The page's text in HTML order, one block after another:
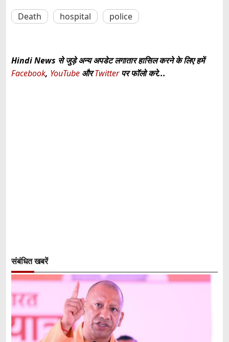
Death hospital police
Hindi News से जुड़े अन्य अपडेट लगातार हासिल करने के लिए हमें
Facebook, YouTube औरTwitterपर फॉलो करे...
संबंधित खबरें